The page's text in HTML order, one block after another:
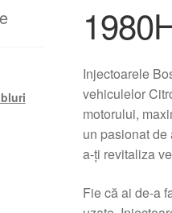
Injectoarele
vehiculelor
motorului,
un pasionat
a-ți revitaliza
Fie că ai de-a